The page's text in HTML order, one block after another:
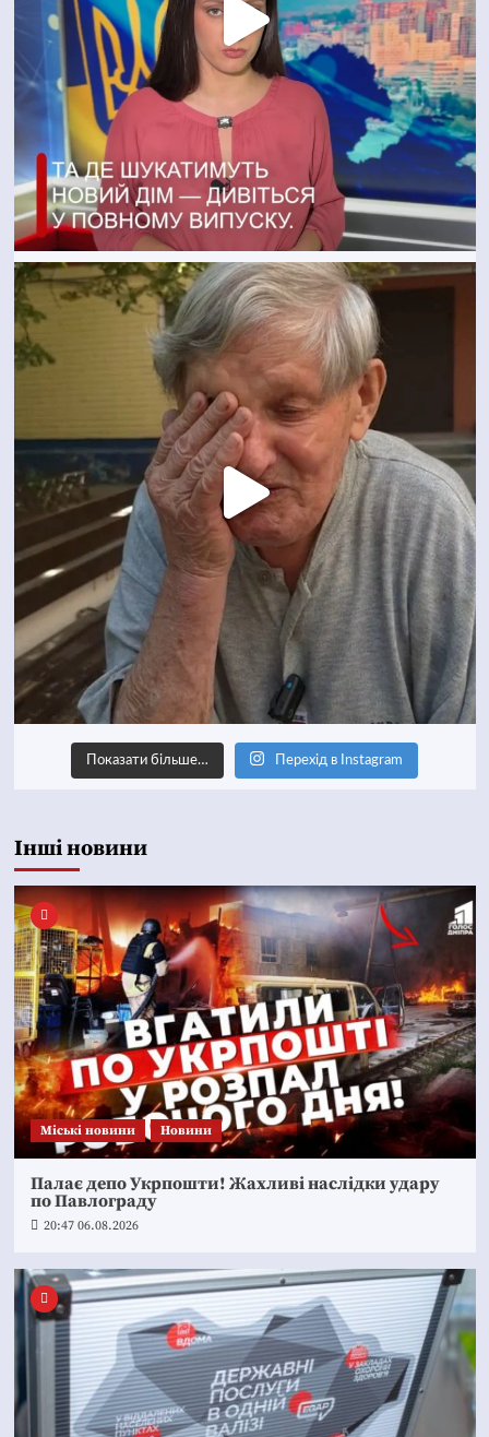
Показати більше… Перехід в Instagram
Інші новини
Mіські новини Новини
Палає депо Укрпошти! Жахливі наслідки удару
по Павлограду
20:47 06.08.2026